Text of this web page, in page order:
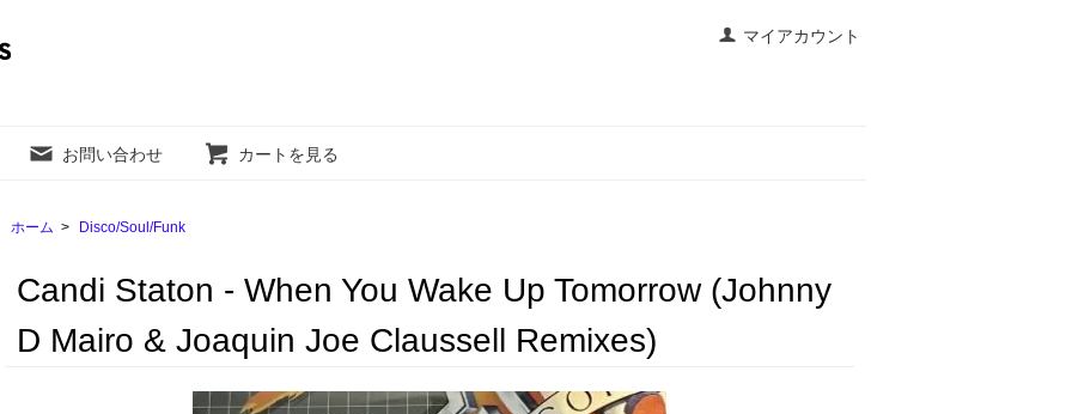
マイアカウント
お問い合わせ カートを見る
ホーム > Disco/Soul/Funk
Candi Staton - When You Wake Up Tomorrow (Johnny
D Mairo & Joaquin Joe Claussell Remixes)